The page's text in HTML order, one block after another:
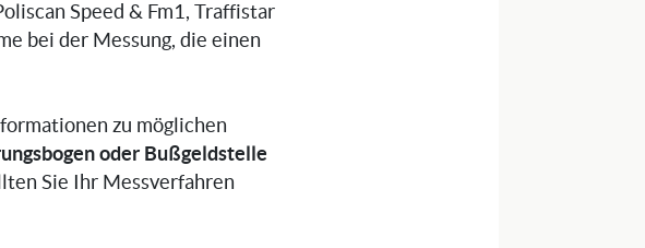
Speed & Fm1, Traffistar
bei der Messung, die einen
zu möglichen
oder Bußgeldstelle
Sie Ihr Messverfahren